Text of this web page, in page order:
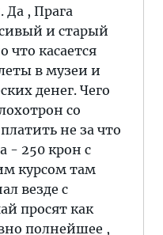
, Прага
и старый
что касается
в музеи и
денег. Чего
со
не за что
- 250 крон с
курсом там
везде с
просят как
полнейшее ,